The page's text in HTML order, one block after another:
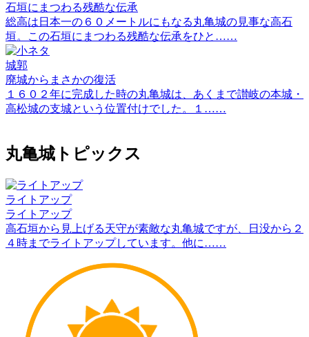
石垣にまつわる残酷な伝承
総高は日本一の６０メートルにもなる丸亀城の見事な高石
垣。この石垣にまつわる残酷な伝承をひと……
城郭
廃城からまさかの復活
１６０２年に完成した時の丸亀城は、あくまで讃岐の本城・
高松城の支城という位置付けでした。１……
丸亀城トピックス
ライトアップ
ライトアップ
高石垣から見上げる天守が素敵な丸亀城ですが、日没から２
４時までライトアップしています。他に……